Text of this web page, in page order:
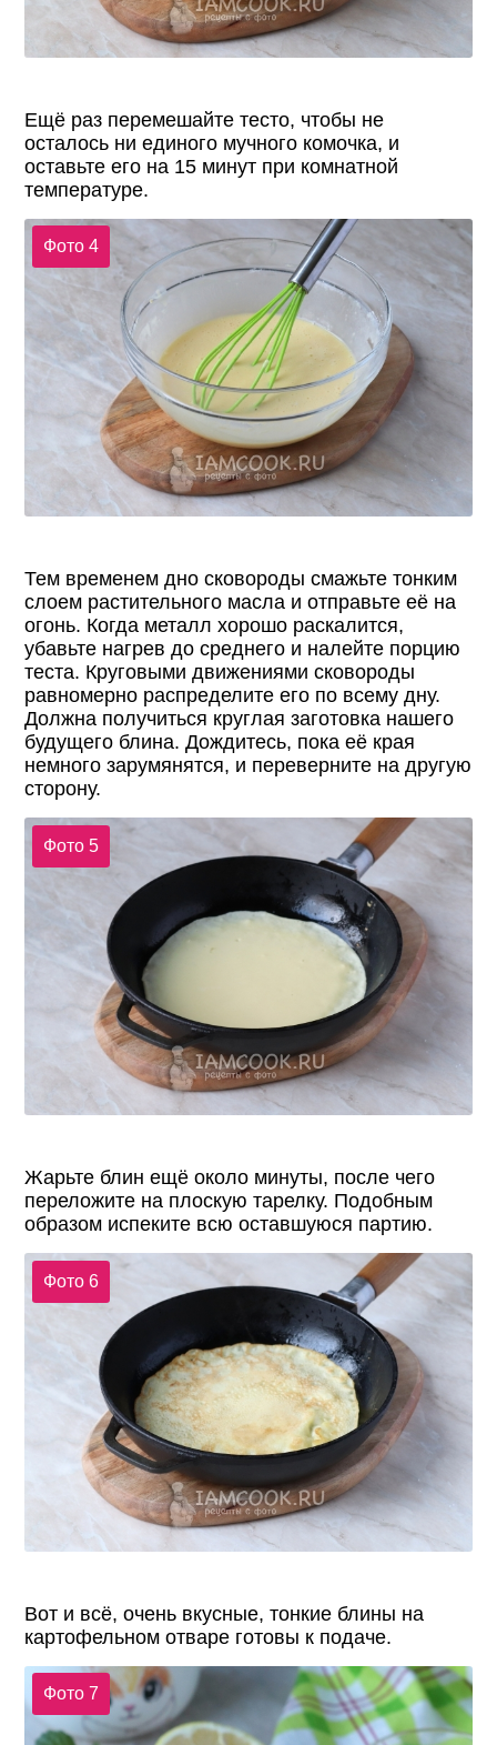
Ещё раз перемешайте тесто, чтобы не
осталось ни единого мучного комочка, и
оставьте его на 15 минут при комнатной
температуре.
Фото 4
Тем временем дно сковороды смажьте тонким
слоем растительного масла и отправьте её на
огонь. Когда металл хорошо раскалится,
убавьте нагрев до среднего и налейте порцию
теста. Круговыми движениями сковороды
равномерно распределите его по всему дну.
Должна получиться круглая заготовка нашего
будущего блина. Дождитесь, пока её края
немного зарумянятся, и переверните на другую
сторону.
Фото 5
Жарьте блин ещё около минуты, после чего
переложите на плоскую тарелку. Подобным
образом испеките всю оставшуюся партию.
Фото 6
Вот и всё, очень вкусные, тонкие блины на
картофельном отваре готовы к подаче.
Фото 7